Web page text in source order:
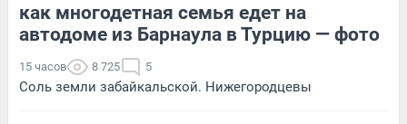
как многодетная семья едет на
автодоме из Барнаула в Турцию — фото
15 часов 8 725 5
Соль земли забайкальской. Нижегородцевы